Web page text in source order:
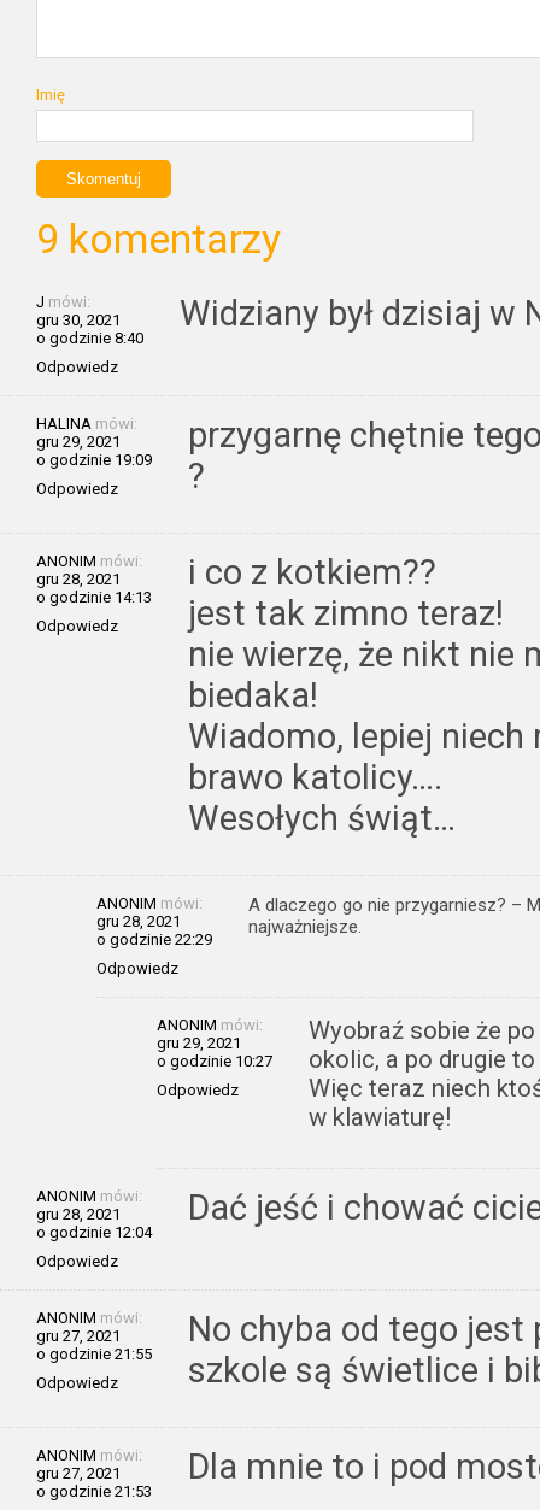
Imię
9 komentarzy
J mówi:
gru 30, 2021
o godzinie 8:40
Odpowiedz
Widziany był dzisiaj w
HALINA mówi:
gru 29, 2021
o godzinie 19:09
Odpowiedz
przygarnę chętnie
?
ANONIM mówi:
gru 28, 2021
o godzinie 14:13
Odpowiedz
i co z kotkiem??
jest tak zimno teraz!
nie wierzę, że nikt nie
biedaka!
Wiadomo, lepiej
brawo katolicy….
Wesołych świąt…
ANONIM mówi:
gru 28, 2021
o godzinie 22:29
Odpowiedz
A dlaczego go nie przygarniesz? –
najważniejsze.
ANONIM mówi:
gru 29, 2021
o godzinie 10:27
Odpowiedz
Wyobraź sobie że
okolic, a po drugie
Więc teraz niech
w klawiaturę!
ANONIM mówi:
gru 28, 2021
o godzinie 12:04
Odpowiedz
Dać jeść i chować
ANONIM mówi:
gru 27, 2021
o godzinie 21:55
Odpowiedz
No chyba od tego
szkole są świetlice i
ANONIM mówi:
gru 27, 2021
o godzinie 21:53
Dla mnie to i pod